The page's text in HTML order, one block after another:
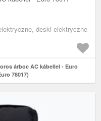
deski elektryczne
árboc AC kábellel - Euro
78017)